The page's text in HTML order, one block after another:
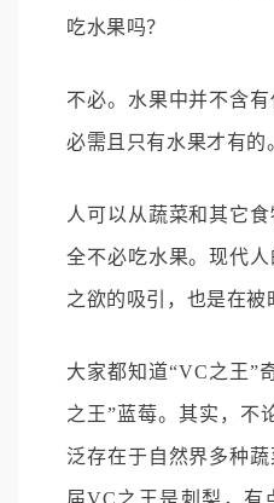
吃水果吗？
不必。水果中并不含
必需且只有水果才有的
人可以从蔬菜和其它
全不必吃水果。现代
之欲的吸引，也是在被
大家都知道“VC之王”
之王”蓝莓。其实，不
泛存在于自然界多种
届VC之王是刺梨，有